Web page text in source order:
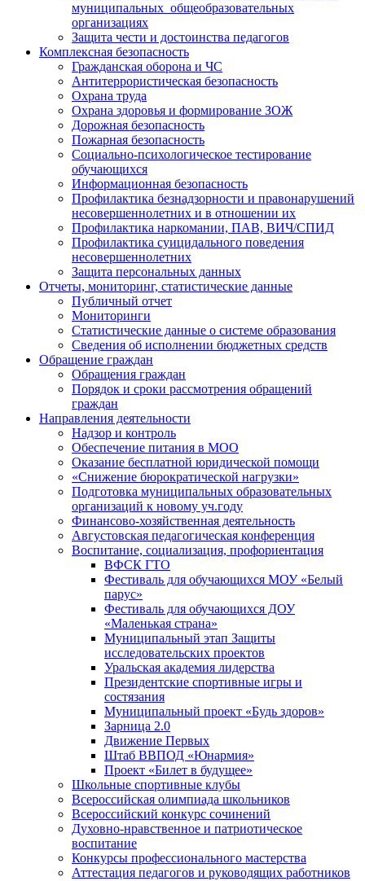
муниципальных общеобразовательных
организациях
Защита чести и достоинства педагогов
Комплексная безопасность
Гражданская оборона и ЧС
Антитеррористическая безопасность
Охрана труда
Охрана здоровья и формирование ЗОЖ
Дорожная безопасность
Пожарная безопасность
Социально-психологическое тестирование
обучающихся
Информационная безопасность
Профилактика безнадзорности и правонарушений
несовершеннолетних и в отношении их
Профилактика наркомании, ПАВ, ВИЧ/СПИД
Профилактика суицидального поведения
несовершеннолетних
Защита персональных данных
Отчеты, мониторинг, статистические данные
Публичный отчет
Мониторинги
Статистические данные о системе образования
Сведения об исполнении бюджетных средств
Обращение граждан
Обращения граждан
Порядок и сроки рассмотрения обращений
граждан
Направления деятельности
Надзор и контроль
Обеспечение питания в МОО
Оказание бесплатной юридической помощи
«Снижение бюрократической нагрузки»
Подготовка муниципальных образовательных
организаций к новому уч.году
Финансово-хозяйственная деятельность
Августовская педагогическая конференция
Воспитание, социализация, профориентация
ВФСК ГТО
Фестиваль для обучающихся МОУ «Белый
парус»
Фестиваль для обучающихся ДОУ
«Маленькая страна»
Муниципальный этап Защиты
исследовательских проектов
Уральская академия лидерства
Президентские спортивные игры и
состязания
Муниципальный проект «Будь здоров»
Зарница 2.0
Движение Первых
Штаб ВВПОД «Юнармия»
Проект «Билет в будущее»
Школьные спортивные клубы
Всероссийская олимпиада школьников
Всероссийский конкурс сочинений
Духовно-нравственное и патриотическое
воспитание
Конкурсы профессионального мастерства
Аттестация педагогов и руководящих работников